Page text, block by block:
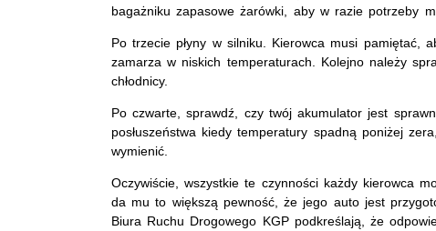
bagażniku zapasowe żarówki, aby w razie potrzeby
Po trzecie płyny w silniku. Kierowca musi pamiętać,
zamarza w niskich temperaturach. Kolejno należy
chłodnicy.
Po czwarte, sprawdź, czy twój akumulator jest
posłuszeństwa kiedy temperatury spadną poniżej
wymienić.
Oczywiście, wszystkie te czynności każdy kierowca
da mu to większą pewność, że jego auto jest
Biura Ruchu Drogowego KGP podkreślają, że